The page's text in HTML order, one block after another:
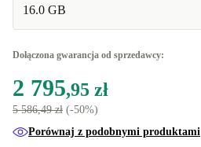
16.0 GB
Dołączona gwarancja od sprzedawcy:
2 795,95 zł
5 586,49 zł (-50%)
Porównaj z podobnymi produktami